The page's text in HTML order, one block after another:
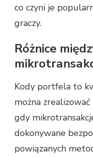
co czyni je
graczy.
Różnice
Kody portfela to
można
gdy
dokonywane
powiązanych